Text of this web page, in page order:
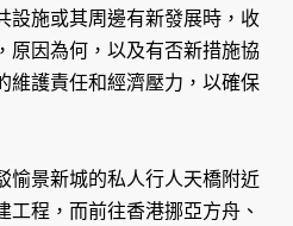
設施或其周邊有新發展時，收
原因為何，以及有否新措施協
維護責任和經濟壓力，以確保
愉景新城的私人行人天橋附近
工程，而前往香港挪亞方舟、